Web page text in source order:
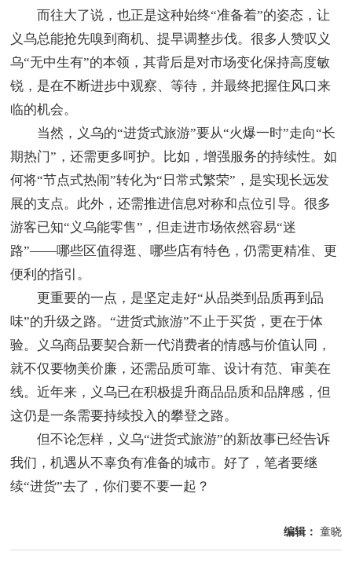
而往大了说，也正是这种始终“准备着”的姿态，让
义乌总能抢先嗅到商机、提早调整步伐。很多人赞叹义
乌“无中生有”的本领，其背后是对市场变化保持高度敏
锐，是在不断进步中观察、等待，并最终把握住风口来
临的机会。
当然，义乌的“进货式旅游”要从“火爆一时”走向“长
期热门”，还需更多呵护。比如，增强服务的持续性。如
何将“节点式热闹”转化为“日常式繁荣”，是实现长远发
展的支点。此外，还需推进信息对称和点位引导。很多
游客已知“义乌能零售”，但走进市场依然容易“迷
路”——哪些区值得逛、哪些店有特色，仍需更精准、更
便利的指引。
更重要的一点，是坚定走好“从品类到品质再到品
味”的升级之路。“进货式旅游”不止于买货，更在于体
验。义乌商品要契合新一代消费者的情感与价值认同，
就不仅要物美价廉，还需品质可靠、设计有范、审美在
线。近年来，义乌已在积极提升商品品质和品牌感，但
这仍是一条需要持续投入的攀登之路。
但不论怎样，义乌“进货式旅游”的新故事已经告诉
我们，机遇从不辜负有准备的城市。好了，笔者要继
续“进货”去了，你们要不要一起？
编辑： 童晓